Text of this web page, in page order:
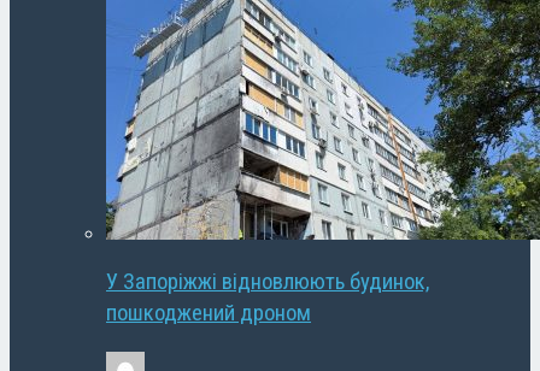
У Запоріжжі відновлюють будинок,
пошкоджений дроном